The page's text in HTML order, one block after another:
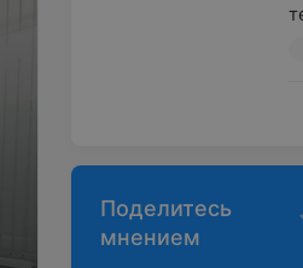
Поделитесь
мнением